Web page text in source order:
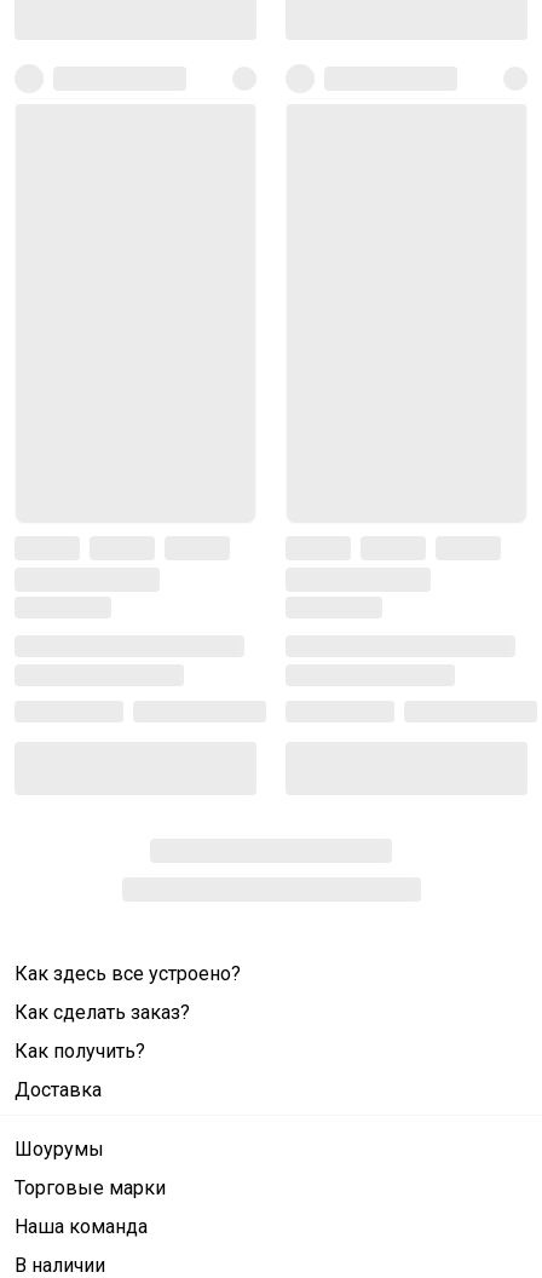
Как здесь все устроено?
Как сделать заказ?
Как получить?
Доставка
Шоурумы
Торговые марки
Наша команда
В наличии